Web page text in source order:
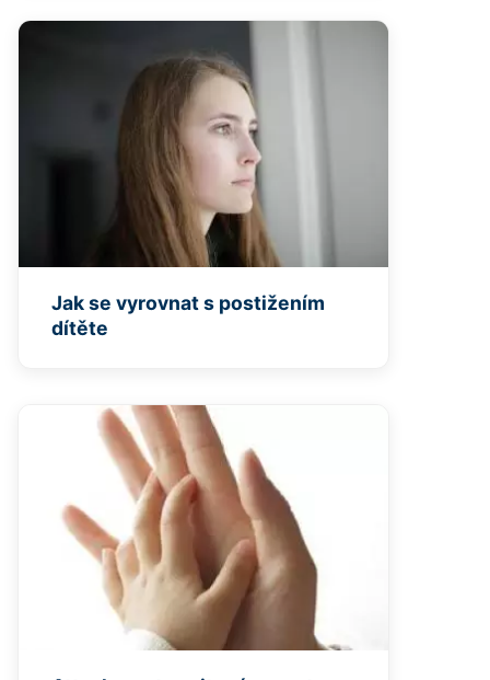
Jak se vyrovnat s postižením
dítěte